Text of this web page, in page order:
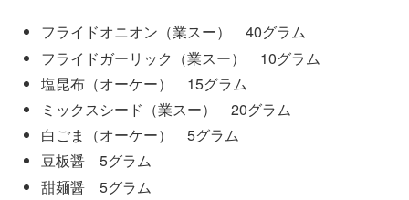
フライドオニオン（業スー） 40グラム
フライドガーリック（業スー） 10グラム
塩昆布（オーケー） 15グラム
ミックスシード（業スー） 20グラム
白ごま（オーケー） 5グラム
豆板醤 5グラム
甜麺醤 5グラム